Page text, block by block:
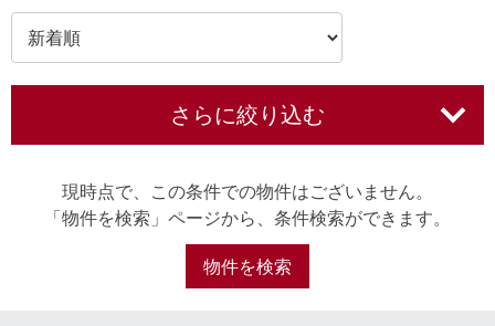
さらに絞り込む
現時点で、この条件での物件はございません。
「物件を検索」ページから、条件検索ができます。
物件を検索